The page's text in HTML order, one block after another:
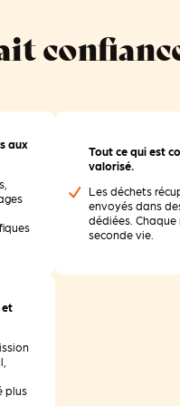
aux
Tout ce qui est
valorisé.
Les déchets
envoyés dans
dédiées.
seconde vie.
et
plus